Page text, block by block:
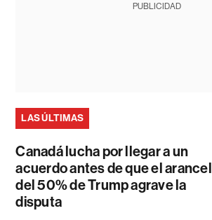
PUBLICIDAD
LAS ÚLTIMAS
Canadá lucha por llegar a un
acuerdo antes de que el arancel
del 50% de Trump agrave la
disputa